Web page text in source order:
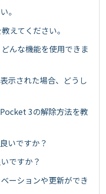
。
えてください。
んな機能を使用できま
示された場合、どうし
3の解除方法を教
いですか？
ですか？
ーションや更新ができ